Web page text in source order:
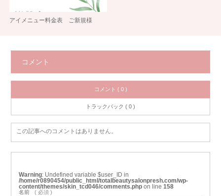
アイメニュー料金表 ご新規様
コメント
コメント ( 0 )
トラックバック ( 0 )
この記事へのコメントはありません。
Warning : Undefined variable $user_ID in
/home/r0890454/public_html/totalbeautysalonpresh.com/wp-
content/themes/skin_tcd046/comments.php on line 158
名前 ( 必須 )